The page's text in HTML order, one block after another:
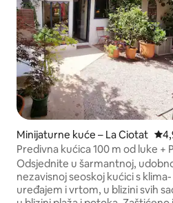
Minijaturne kuće – La Ciotat
Predivna kućica 100 m od luke +
uključen
Odsjednite u šarmantnoj,
nezavisnoj seoskoj kućici s klima-
uređajem i vrtom, u blizini svih